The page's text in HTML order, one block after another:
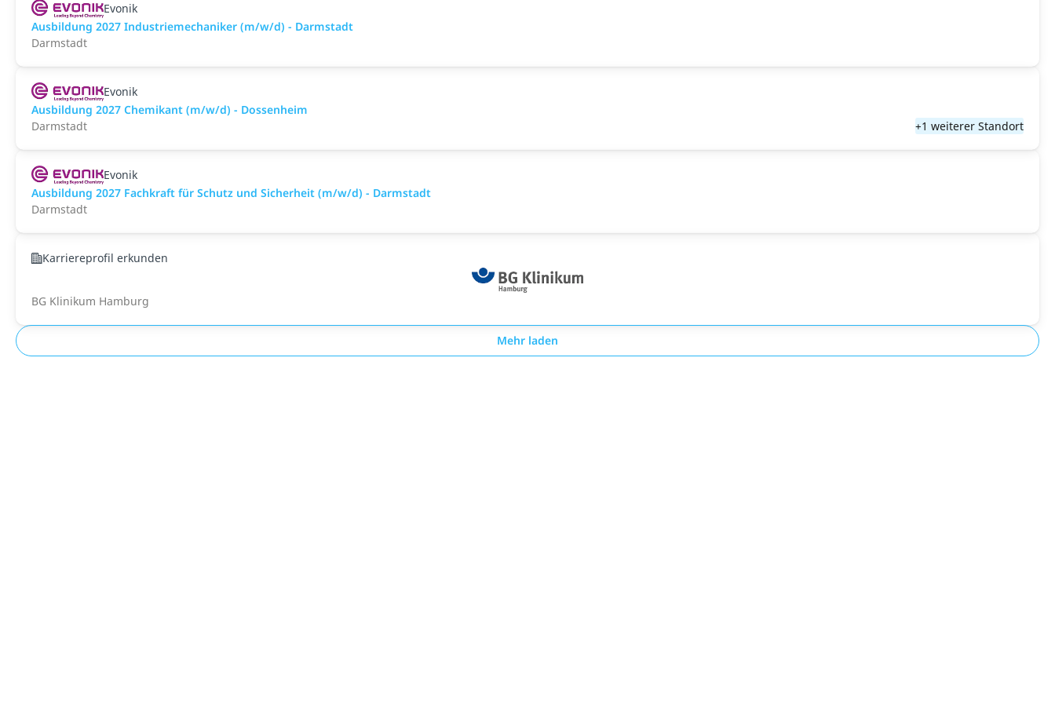
Evonik
Ausbildung 2027 Industriemechaniker (m/w/d) - Darmstadt
Darmstadt
Evonik
Ausbildung 2027 Chemikant (m/w/d) - Dossenheim
Darmstadt
+1 weiterer Standort
Evonik
Ausbildung 2027 Fachkraft für Schutz und Sicherheit (m/w/d) - Darmstadt
Darmstadt
Karriereprofil erkunden
BG Klinikum Hamburg
Mehr laden